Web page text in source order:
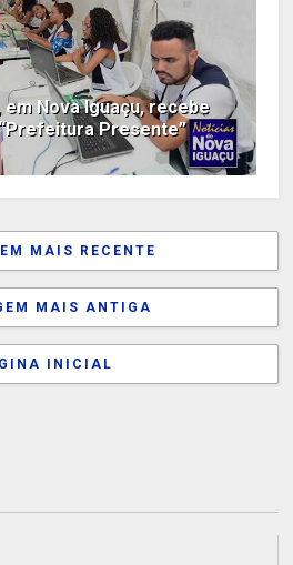
Nova Iguaçu, recebe
Presente”
MAIS RECENTE
MAIS ANTIGA
INICIAL